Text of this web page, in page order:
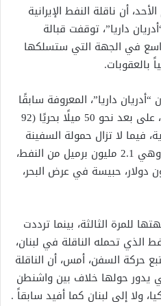
أن ناقلة النفط الإيرانية
داريا”، توقفت قبالة
في الجهة التي ستسلكها
بالعقوبات.
داريا”، المعروفة سابقًا
باسم “غريس 1″، تباطأت، الأحد، على بعد نحو 50 ميلًا بحريًا (92
فيما لا تزال حمولة السفينة
التي لم تدرج وجهة لشحنتها، وهي 2.1 مليون برميل من النفط،
قيمتها نحو 130 مليون دولار، حبيسة في عرض البحر،
للمرة الثالثة، بينما ترددت
الذي تحمله الناقلة في لبنان،
حركة السفن، أمس، أن الناقلة
يدور حولها خلاف بين واشنطن
ولا إلى لبنان كما أفيد سابقاً .